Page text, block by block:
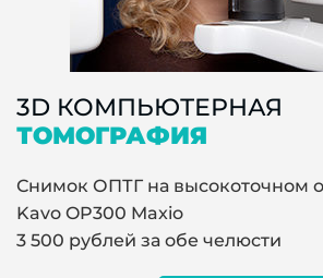
3D КОМПЬЮТЕРНАЯ
ТОМОГРАФИЯ
Снимок ОПТГ на высокоточном
Kavo OP300 Maxio
3 500 рублей за обе челюсти